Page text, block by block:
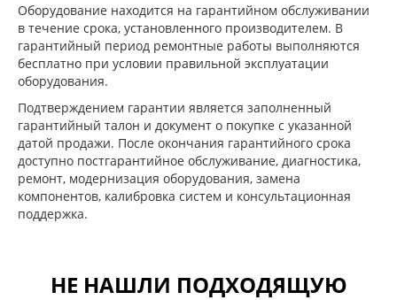
Оборудование находится на гарантийном обслуживании
в течение срока, установленного производителем. В
гарантийный период ремонтные работы выполняются
бесплатно при условии правильной эксплуатации
оборудования.
Подтверждением гарантии является заполненный
гарантийный талон и документ о покупке с указанной
датой продажи. После окончания гарантийного срока
доступно постгарантийное обслуживание, диагностика,
ремонт, модернизация оборудования, замена
компонентов, калибровка систем и консультационная
поддержка.
НЕ НАШЛИ ПОДХОДЯЩУЮ